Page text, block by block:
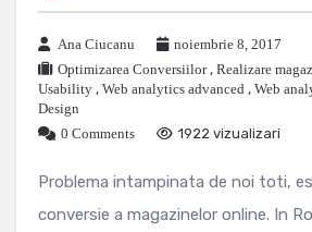
Ana Ciucanu
noiembrie 8, 2017
Optimizarea Conversiilor, Realizare
Usability , Web analytics advanced , Web
Design
0 Comments
1922 vizualizari
Problema intampinata de noi toti,
conversie a magazinelor online. In